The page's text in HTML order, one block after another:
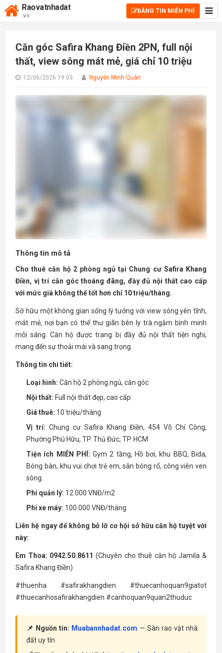
Raovatnhadat
.vn
ĐĂNG TIN MIỄN PHÍ
Căn góc Safira Khang Điền 2PN, full nội
thất, view sông mát mẻ, giá chỉ 10 triệu
12/06/2026 19:03 Nguyễn Minh Quân
Thông tin mô tả
Cho thuê căn hộ 2 phòng ngủ tại Chung cư Safira Khang
Điền, vị trí căn góc thoáng đãng, đầy đủ nội thất cao cấp
với mức giá không thể tốt hơn chỉ 10 triệu/tháng.
Sở hữu một không gian sống lý tưởng với view sông yên tĩnh,
mát mẻ, nơi bạn có thể thư giãn bên ly trà ngắm bình minh
mỗi sáng. Căn hộ được trang bị đầy đủ nội thất tiện nghi,
mang đến sự thoải mái và sang trọng.
Thông tin chi tiết:
Loại hình: Căn hộ 2 phòng ngủ, căn góc
Nội thất: Full nội thất đẹp, cao cấp
Giá thuê: 10 triệu/tháng
Vị trí: Chung cư Safira Khang Điền, 454 Võ Chí Công,
Phường Phú Hữu, TP. Thủ Đức, TP. HCM
Tiện ích MIỄN PHÍ: Gym 2 tầng, Hồ bơi, khu BBQ, Bida,
Bóng bàn, khu vui chơi trẻ em, sân bóng rổ, công viên ven
sông.
Phí quản lý: 12.000 VNĐ/m2
Phí xe máy: 100.000 VNĐ/tháng
Liên hệ ngay để không bỏ lỡ cơ hội sở hữu căn hộ tuyệt vời
này:
Em Thoa: 0942.50.8611 (Chuyên cho thuê căn hộ Jamila &
Safira Khang Điền)
#thuenha #safirakhangdien #thuecanhoquan9giatot
#thuecanhosafirakhangdien #canhoquan9quan2thuduc
📌 Nguồn tin: Muabannhadat.com — Sàn rao vặt nhà
đất uy tín